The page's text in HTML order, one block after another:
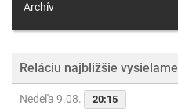
Archív
Reláciu najbližšie vysielame
Nedeľa 9.08. 20:15